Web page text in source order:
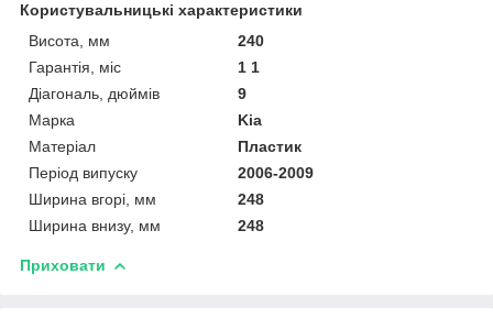
Користувальницькі характеристики
Висота, мм
240
Гарантія, міс
1 1
Діагональ, дюймів
9
Марка
Kia
Матеріал
Пластик
Період випуску
2006-2009
Ширина вгорі, мм
248
Ширина внизу, мм
248
Приховати